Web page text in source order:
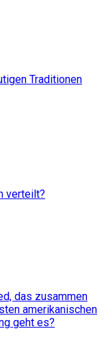
Traditionen
verteilt?
das zusammen
amerikanischen
geht es?